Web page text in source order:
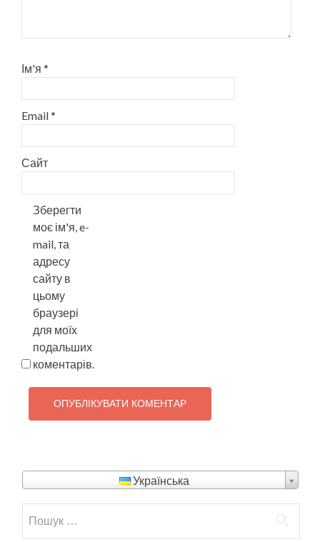
Ім'я *
Email*
Сайт
Зберегти
моє ім'я, e-
mail, та
адресу
сайту в
цьому
браузері
для моїх
подальших
коментарів.
Українська